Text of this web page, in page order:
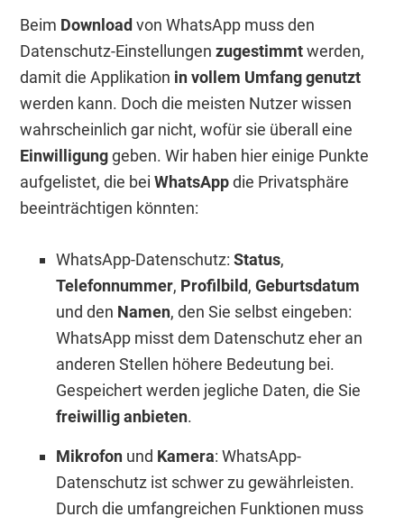
Beim Downloadvon WhatsApp muss den
Datenschutz-Einstellungenzugestimmtwerden,
damit die Applikation in vollem Umfang genutzt
werden kann. Doch die meisten Nutzer wissen
wahrscheinlich gar nicht, wofür sie überall eine
Einwilligunggeben. Wir haben hier einige Punkte
aufgelistet, die beiWhatsAppdie Privatsphäre
beeinträchtigen könnten:
WhatsApp-Datenschutz:Status,
Telefonnummer, Profilbild,Geburtsdatum
und den Namen, den Sie selbst eingeben:
WhatsApp misst dem Datenschutz eher an
anderen Stellen höhere Bedeutung bei.
Gespeichert werden jegliche Daten, die Sie
freiwillig anbieten.
Mikrofon und Kamera: WhatsApp-
Datenschutz ist schwer zu gewährleisten.
Durch die umfangreichen Funktionen muss